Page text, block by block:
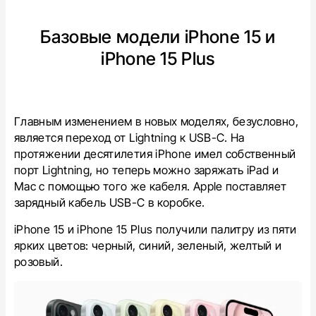
Базовые модели iPhone 15 и
iPhone 15 Plus
Главным изменением в новых моделях, безусловно,
является переход от Lightning к USB-C. На
протяжении десятилетия iPhone имел собственный
порт Lightning, но теперь можно заряжать iPad и
Mac с помощью того же кабеля. Apple поставляет
зарядный кабель USB-C в коробке.
iPhone 15 и iPhone 15 Plus получили палитру из пяти
ярких цветов: черный, синий, зеленый, желтый и
розовый.